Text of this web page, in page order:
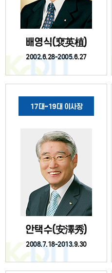
배영식(裵英植)
2002.6.28-2005.6.27
17대~19대 이사장
안택수(安澤秀)
2008.7.18-2013.9.30